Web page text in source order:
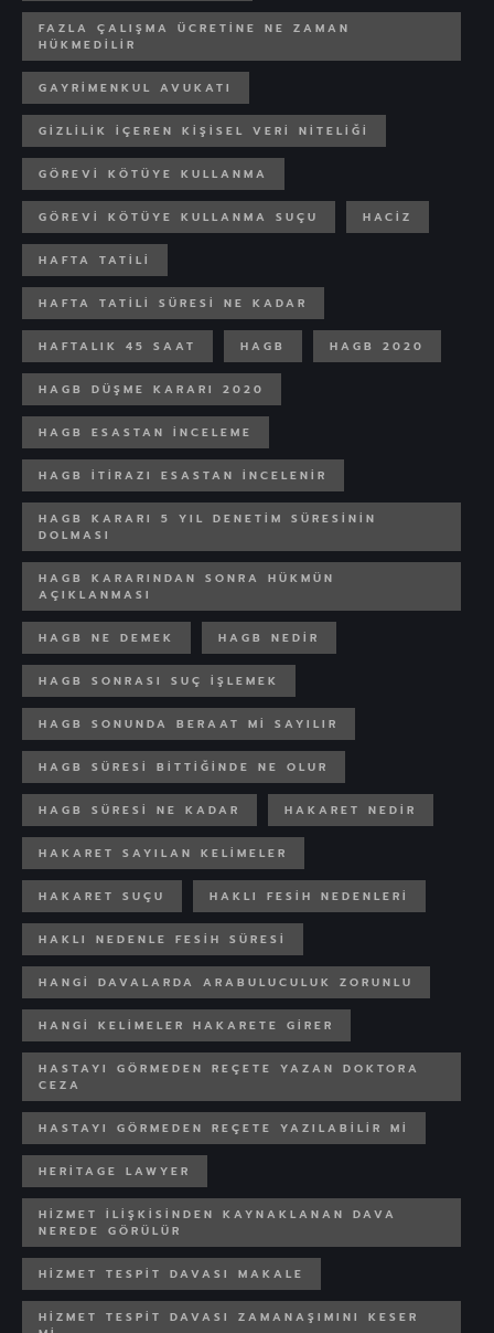
FAZLA ÇALIŞMA ÜCRETINE NE ZAMAN
HÜKMEDILIR
GAYRIMENKUL AVUKATI
GIZLILIK IÇEREN KIŞISEL VERI NITELIĞI
GÖREVI KÖTÜYE KULLANMA
GÖREVI KÖTÜYE KULLANMA SUÇU HACIZ
HAFTA TATILI
HAFTA TATILI SÜRESI NE KADAR
HAFTALIK 45 SAAT HAGB HAGB 2020
HAGB DÜŞME KARARI 2020
HAGB ESASTAN INCELEME
HAGB ITIRAZI ESASTAN INCELENIR
HAGB KARARI 5 YIL DENETIM SÜRESININ
DOLMASI
HAGB KARARINDAN SONRA HÜKMÜN
AÇIKLANMASI
HAGB NE DEMEK HAGB NEDIR
HAGB SONRASI SUÇ IŞLEMEK
HAGB SONUNDA BERAAT MI SAYILIR
HAGB SÜRESI BITTIĞINDE NE OLUR
HAGB SÜRESI NE KADAR HAKARET NEDIR
HAKARET SAYILAN KELIMELER
HAKARET SUÇU HAKLI FESIH NEDENLERI
HAKLI NEDENLE FESIH SÜRESI
HANGI DAVALARDA ARABULUCULUK ZORUNLU
HANGI KELIMELER HAKARETE GIRER
HASTAYI GÖRMEDEN REÇETE YAZAN DOKTORA
CEZA
HASTAYI GÖRMEDEN REÇETE YAZILABILIR MI
HERITAGE LAWYER
HIZMET ILIŞKISINDEN KAYNAKLANAN DAVA
NEREDE GÖRÜLÜR
HIZMET TESPIT DAVASI MAKALE
HIZMET TESPIT DAVASI ZAMANAŞIMINI KESER